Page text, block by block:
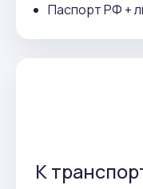
Паспорт РФ +
К